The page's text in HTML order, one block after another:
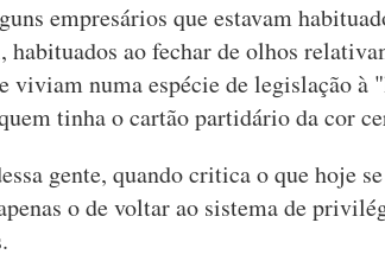
empresários que estavam
ao fechar de olhos
viviam numa espécie de legislação à
tinha o cartão partidário da cor
gente, quando critica o que hoje
o de voltar ao sistema de